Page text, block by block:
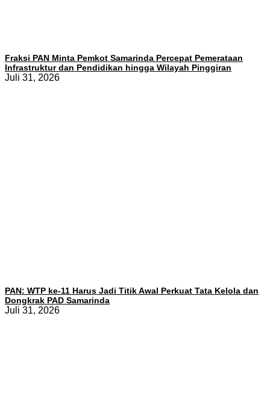
Fraksi PAN Minta Pemkot Samarinda Percepat Pemerataan
Infrastruktur dan Pendidikan hingga Wilayah Pinggiran
Juli 31, 2026
PAN: WTP ke-11 Harus Jadi Titik Awal Perkuat Tata Kelola dan
Dongkrak PAD Samarinda
Juli 31, 2026